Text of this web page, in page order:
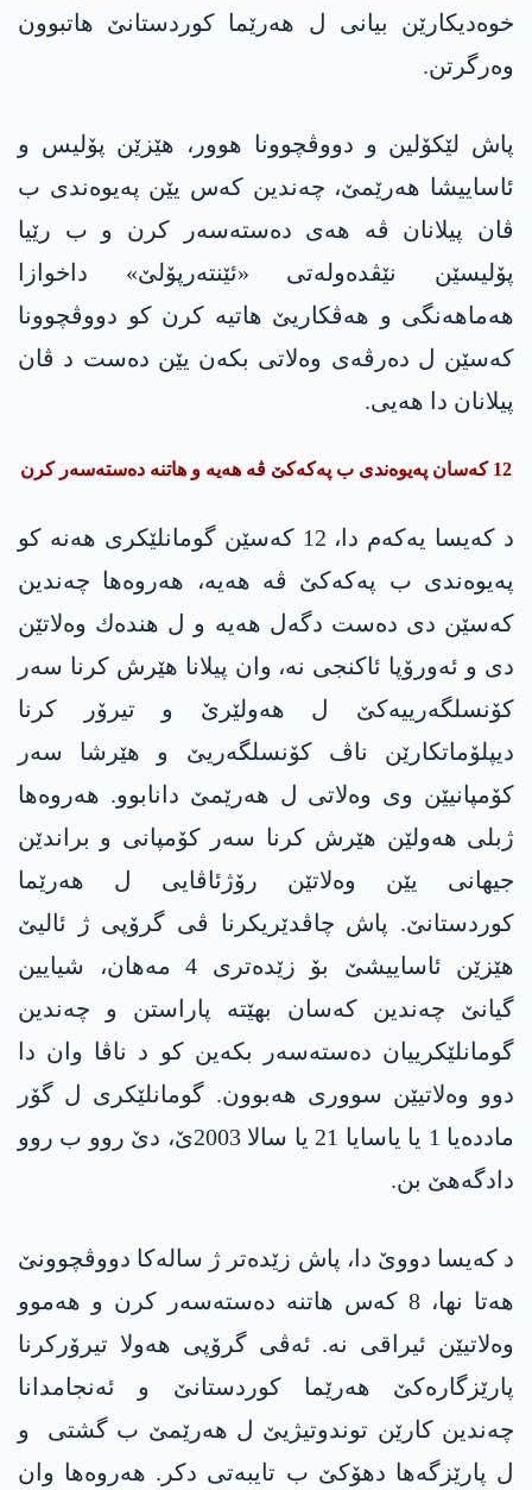
خوه‌دیكارێن بیانی ل هه‌رێما كوردستانێ هاتبوون
وه‌رگرتن.
پاش لێكۆلین و دووڤچوونا هوور، هێزێن پۆلیس و
ئاساییشا هه‌رێمێ، چه‌ندین كه‌س یێن په‌یوه‌ندی ب
ڤان پیلانان ڤه‌ هه‌ی ده‌سته‌سه‌ر كرن و ب رێیا
پۆلیسێن نێڤده‌وله‌تی «ئێنته‌رپۆلێ» داخوازا
هه‌ماهه‌نگی و هه‌ڤكاریێ هاتیه‌ كرن كو دووڤچوونا
كه‌سێن ل ده‌رڤه‌ی وه‌لاتی بكه‌ن یێن ده‌ست د ڤان
پیلانان دا هه‌یی.
12 كه‌سان په‌یوه‌ندی ب په‌كه‌كێ ڤه‌ هه‌یه‌ و هاتنه‌ ده‌سته‌سه‌ر كرن
د كه‌یسا یه‌كه‌م دا، 12 كه‌سێن گومانلێكری هه‌نه‌ كو
په‌یوه‌ندی ب په‌كه‌كێ ڤه‌ هه‌یه‌، هه‌روه‌ها چه‌ندین
كه‌سێن دی ده‌ست دگه‌ل هه‌یه‌ و ل هنده‌ك وه‌لاتێن
دی و ئه‌ورۆپا ئاكنجی نه‌، وان پیلانا هێرش كرنا سه‌ر
كۆنسلگه‌رییه‌كێ ل هه‌ولێرێ و تیرۆر كرنا
دیپلۆماتكارێن ناڤ كۆنسلگه‌ریێ و هێرشا سه‌ر
كۆمپانیێن وی وه‌لاتی ل هه‌رێمێ دانابوو. هه‌روه‌ها
ژبلی هه‌ولێن هێرش كرنا سه‌ر كۆمپانی و براندێن
جیهانی یێن وه‌لاتێن رۆژئاڤایی ل هه‌رێما
كوردستانێ. پاش چاڤدێریكرنا ڤی گرۆپی ژ ئالیێ
هێزێن ئاساییشێ بۆ زێده‌تری 4 مه‌هان، شیایین
گیانێ چه‌ندین كه‌سان بهێته‌ پاراستن و چه‌ندین
گومانلێكرییان ده‌سته‌سه‌ر بكه‌ین كو د ناڤا وان دا
دوو وه‌لاتیێن سووری هه‌بوون. گومانلێكری ل گۆر
مادده‌یا 1 یا یاسایا 21 یا سالا 2003ێ، دێ روو ب روو
دادگه‌هێ بن.
د كه‌یسا دووێ دا، پاش زێده‌تر ژ ساله‌كا دووڤچوونێ
هه‌تا نها، 8 كه‌س هاتنه‌ ده‌سته‌سه‌ر كرن و هه‌موو
وه‌لاتیێن ئیراقی نه‌. ئه‌ڤی گرۆپی هه‌ولا تیرۆركرنا
پارێزگاره‌كێ هه‌رێما كوردستانێ و ئه‌نجامدانا
چه‌ندین كارێن توندوتیژیێ ل هه‌رێمێ ب گشتی و
ل پارێزگه‌ها دهۆكێ ب تایبه‌تی دكر. هه‌روه‌ها وان